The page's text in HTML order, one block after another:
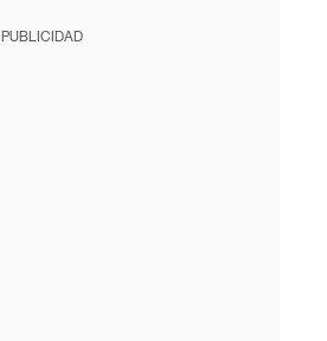
PUBLICIDAD